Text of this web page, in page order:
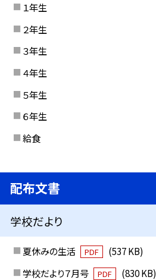
１年生
２年生
３年生
４年生
５年生
６年生
給食
配布文書
学校だより
夏休みの生活 PDF
(537 KB)
学校だより７月号
PDF
(830 KB)